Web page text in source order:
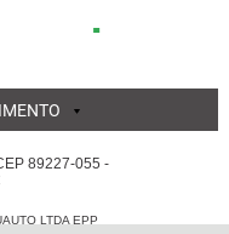
89227-055 -
LTDA EPP